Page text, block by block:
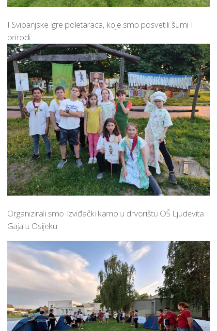
I Svibanjske igre poletaraca, koje smo posvetili šumi i
prirodi:
Organizirali smo Izviđački kamp u drvorištu OŠ Ljudevita
Gaja u Osijeku: